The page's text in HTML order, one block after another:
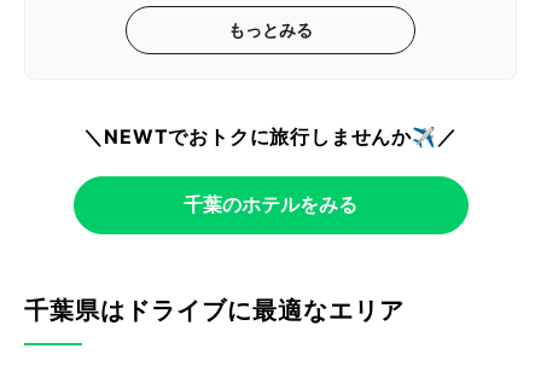
もっとみる
＼NEWTでおトクに旅行しませんか✈️／
千葉のホテルをみる
千葉県はドライブに最適なエリア